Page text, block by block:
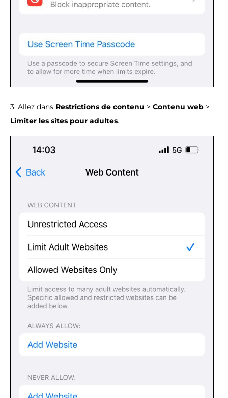
3. Allez dans Restrictions de contenu > Contenu web >
Limiter les sites pour adultes.